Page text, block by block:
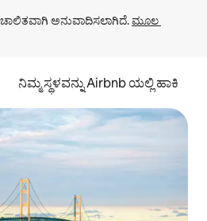
ಅನುವಾದಿಸಲಾಗಿದೆ. ಮೂಲ
ನಿಮ್ಮ ಸ್ಥಳವನ್ನು Airbnb ಯಲ್ಲಿ ಹಾಕಿ